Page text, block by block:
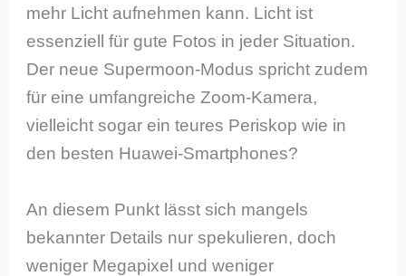
mehr Licht aufnehmen kann. Licht ist
essenziell für gute Fotos in jeder Situation.
Der neue Supermoon-Modus spricht zudem
für eine umfangreiche Zoom-Kamera,
vielleicht sogar ein teures Periskop wie in
den besten Huawei-Smartphones?
An diesem Punkt lässt sich mangels
bekannter Details nur spekulieren, doch
weniger Megapixel und weniger